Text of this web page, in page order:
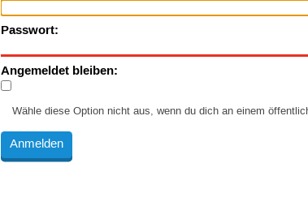
Passwort:
Angemeldet bleiben:
Wähle diese Option nicht aus, wenn du dich an einem